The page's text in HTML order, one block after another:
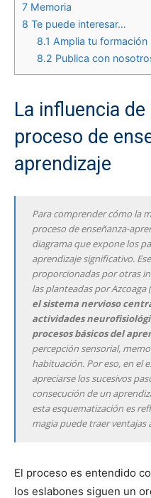
7 Memoria
8 Te puede interesar…
8.1 Amplia tu formación
8.2 Publica con
La influencia de
proceso de
aprendizaje
Para comprender cómo la
proceso de enseñanza-
diagrama que expone los
aprendizaje significativo.
proporcionadas por otras
las planteadas por Azcoaga
el sistema nervioso
actividades
procesos básicos del
percepción sensorial,
habituación. Por eso, en el
apreciarse los sucesivos
consecución de un
esta esquematización es
magia puede traer ventajas
El proceso es entendido
los eslabones siguen un